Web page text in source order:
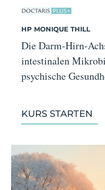
HP MONIQUE THILL
Die Darm-Hirn-
intestinalen
psychische
KURS STARTEN